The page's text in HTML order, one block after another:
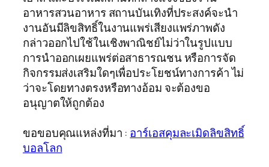
อาหารสวนอาหาร สถานบันเทิงที่ประสงค์จะนำ
งานอันมีลิขสิทธิ์ในงานแพร่เสียงแพร่ภาพดัง
กล่าวออกไปใช้ในเชิงพาณิชย์ไม่ว่าในรูปแบบ
การนำออกเผยแพร่ต่อสาธารณชน หรือการจัด
กิจกรรมส่งเสริมใดๆเพื่อประโยชน์ทางการค้า ไม่
ว่าจะโดยทางตรงหรือทางอ้อม จะต้องขอ
อนุญาตให้ถูกต้อง
ขอขอบคุณแหล่งที่มา : อาร์เอสคุมละเมิดลิขสิทธิ์
บอลโลก